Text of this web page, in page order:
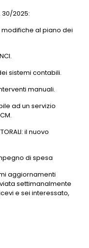
30/2025:
modifiche al piano dei
sistemi contabili.
manuali.
ad un servizio
il nuovo
di spesa
aggiornamenti
settimanalmente
e sei interessato,